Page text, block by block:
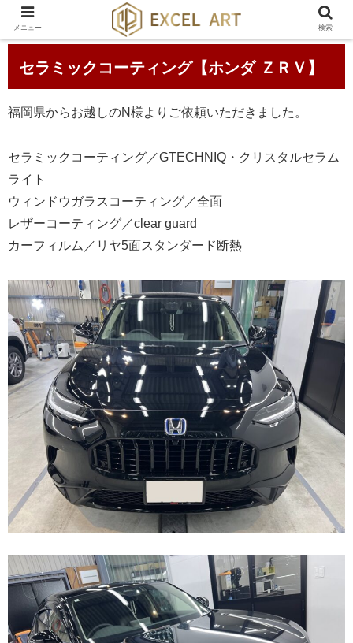
セラミックコーティング【ホンダ ＺＲＶ】
福岡県からお越しのN様よりご依頼いただきました。
セラミックコーティング／GTECHNIQ・クリスタルセラム
ライト
ウィンドウガラスコーティング／全面
レザーコーティング／clear guard
カーフィルム／リヤ5面スタンダード断熱
メニュー 検索